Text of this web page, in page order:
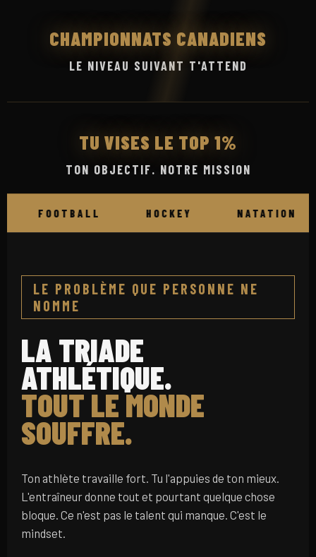
CHAMPIONNATS CANADIENS
LE NIVEAU SUIVANT T'ATTEND
TU VISES LE TOP 1%
TON OBJECTIF. NOTRE MISSION
FOOTBALL HOCKEY NATATION
LE PROBLÈME QUE PERSONNE NE
NOMME
LA TRIADE
ATHLÉTIQUE.
TOUT LE MONDE
SOUFFRE.
Ton athlète travaille fort. Tu l'appuies de ton mieux.
L'entraîneur donne tout et pourtant quelque chose
bloque. Ce n'est pas le talent qui manque. C'est le
mindset.